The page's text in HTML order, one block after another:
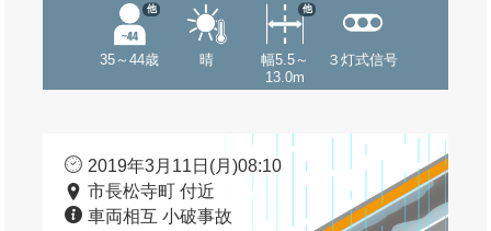
35～44歳
他
晴
幅5.5～
13.0m
他
３灯式信号
2019年3月11日(月)08:10
市長松寺町 付近
車両相互 小破事故